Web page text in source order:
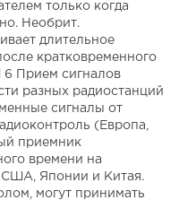
только когда
Необрит.
длительное
кратковременного
6 Прием сигналов
разных радиостанций
сигналы от
(Европа,
приемник
времени на
США, Японии и Китая.
могут принимать